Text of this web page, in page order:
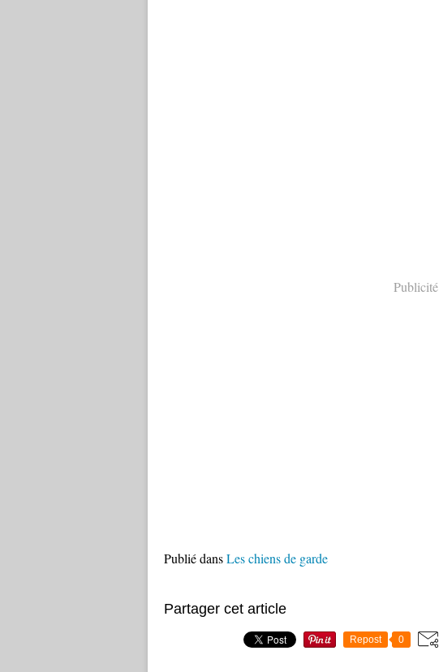
Publicité
Publié dansLes chiens de garde
Partager cet article
Repost 0